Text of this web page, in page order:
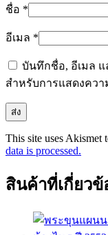
ชื่อ *
อีเมล *
บันทึกชื่อ, อีเมล แ
สำหรับการแสดงควา
This site uses Akismet
data is processed.
สินค้าที่เกี่ยวข้